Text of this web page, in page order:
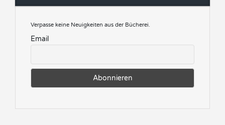
Verpasse keine Neuigkeiten aus der Bücherei.
Email